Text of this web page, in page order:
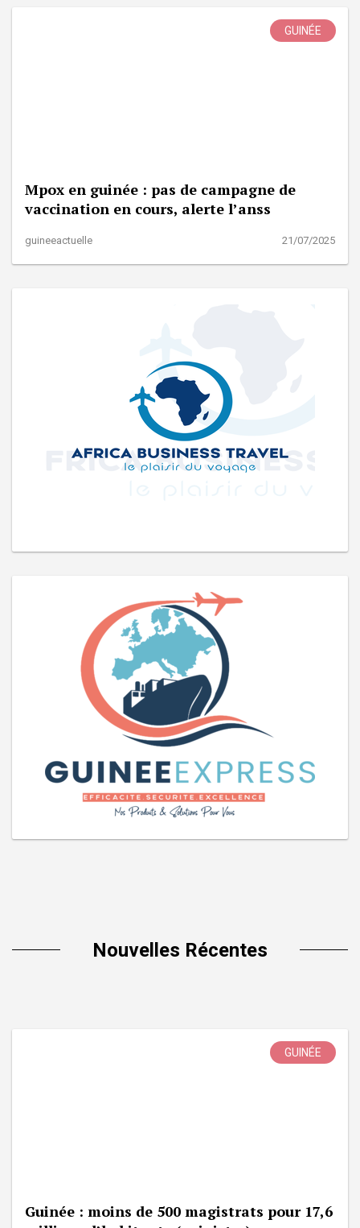
GUINÉE
Mpox en guinée : pas de campagne de
vaccination en cours, alerte l’anss
guineeactuelle 21/07/2025
Nouvelles Récentes
GUINÉE
Guinée : moins de 500 magistrats pour 17,6